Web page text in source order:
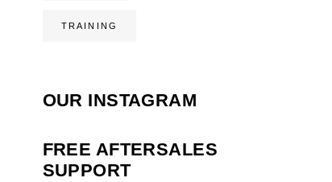
TRAINING
OUR INSTAGRAM
FREE AFTERSALES
SUPPORT